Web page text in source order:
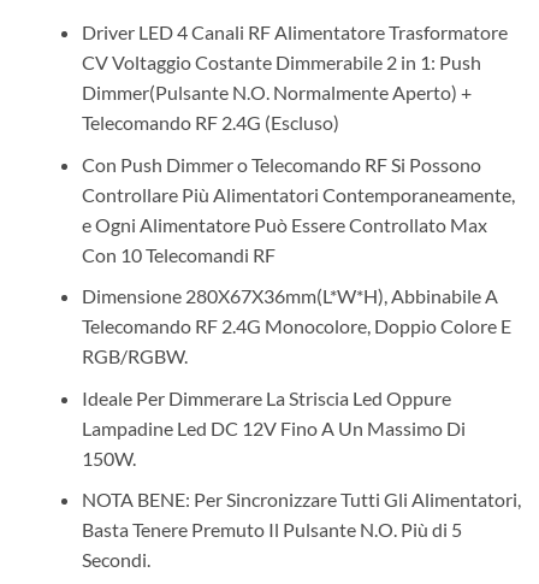
Driver LED 4 Canali RF Alimentatore Trasformatore
CV Voltaggio Costante Dimmerabile 2 in 1: Push
Dimmer(Pulsante N.O. Normalmente Aperto) +
Telecomando RF 2.4G (Escluso)
Con Push Dimmer o Telecomando RF Si Possono
Controllare Più Alimentatori Contemporaneamente,
e Ogni Alimentatore Può Essere Controllato Max
Con 10 Telecomandi RF
Dimensione 280X67X36mm(L*W*H), Abbinabile A
Telecomando RF 2.4G Monocolore, Doppio Colore E
RGB/RGBW.
Ideale Per Dimmerare La Striscia Led Oppure
Lampadine Led DC 12V Fino A Un Massimo Di
150W.
NOTA BENE: Per Sincronizzare Tutti Gli Alimentatori,
Basta Tenere Premuto Il Pulsante N.O. Più di 5
Secondi.